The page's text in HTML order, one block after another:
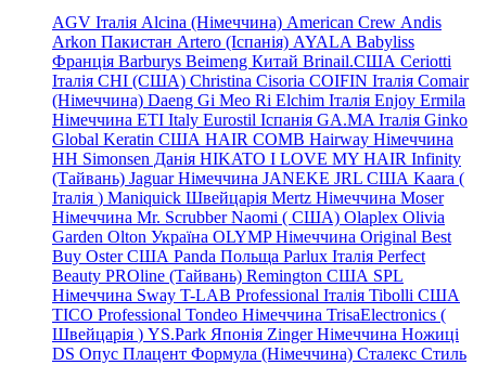
AGV Італія Alcina (Німеччина) American Crew Andis
Arkon Пакистан Artero (Іспанія) AYALA Babyliss
Франція Barburys Beimeng Китай Brinail.США Ceriotti
Італія CHI (США) Christina Cisoria COIFIN Італія Comair
(Німеччина) Daeng Gi Meo Ri Elchim Італія Enjoy Ermila
Німеччина ETI Italy Eurostil Іспанія GA.MA Італія Ginko
Global Keratin США HAIR COMB Hairway Німеччина
HH Simonsen Данія HIKATO I LOVE MY HAIR Infinity
(Тайвань) Jaguar Німеччина JANEKE JRL США Kaara (
Італія ) Maniquick Швейцарія Mertz Німеччина Moser
Німеччина Mr. Scrubber Naomi ( США) Olaplex Olivia
Garden Olton Україна OLYMP Німеччина Original Best
Buy Oster США Panda Польща Parlux Італія Perfect
Beauty PROline (Тайвань) Remington США SPL
Німеччина Sway T-LAB Professional Італія Tibolli США
TICO Professional Tondeo Німеччина TrisaElectronics (
Швейцарія ) YS.Park Японія Zinger Німеччина Ножиці
DS Опус Плацент Формула (Німеччина) Сталекс Стиль